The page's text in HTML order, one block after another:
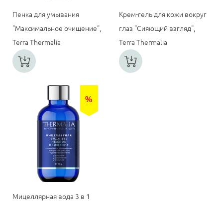
Пенка для умывания
"Максимальное очищение",
Terra Thermalia
Крем-гель для кожи вокруг
глаз "Сияющий взгляд",
Terra Thermalia
%
Мицеллярная вода 3 в 1